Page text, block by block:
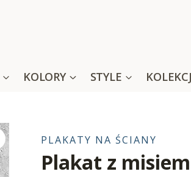
KOLORY STYLE
PLAKATY NA ŚCIANY
Plakat z